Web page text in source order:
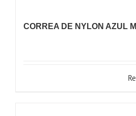
CORREA DE NYLON AZUL